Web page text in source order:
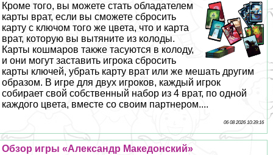
Кроме того, вы можете стать обладателем
карты врат, если вы сможете сбросить
карту с ключом того же цвета, что и карта
врат, которую вы вытяните из колоды.
Карты кошмаров также тасуются в колоду,
и они могут заставить игрока сбросить
карты ключей, убрать карту врат или же мешать другим
образом. В игре для двух игроков, каждый игрок
собирает свой собственный набор из 4 врат, по одной
каждого цвета, вместе со своим партнером....
06 08 2026 10:39:16
Обзор игры «Александр Македонский»